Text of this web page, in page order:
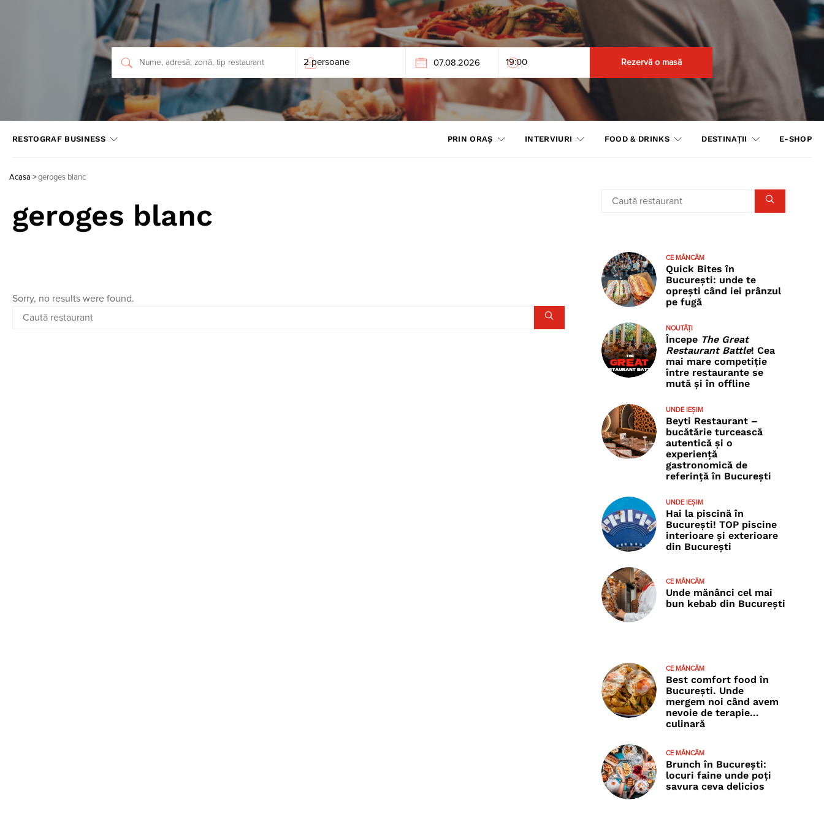
Rezervă o masă
RESTOGRAF BUSINESS PRIN ORAȘ INTERVIURI FOOD & DRINKS DESTINAȚII E-SHOP
Acasa >geroges blanc
geroges blanc
Sorry, no results were found.
CE MÂNCĂM
Quick Bites în
București: unde te
oprești când iei prânzul
pe fugă
NOUTĂȚI
Începe The Great
Restaurant Battle! Cea
mai mare competiție
între restaurante se
mută și în offline
UNDE IEȘIM
Beyti Restaurant –
bucătărie turcească
autentică și o
experiență
gastronomică de
referință în București
UNDE IEȘIM
Hai la piscină în
București! TOP piscine
interioare și exterioare
din București
CE MÂNCĂM
Unde mănânci cel mai
bun kebab din București
CE MÂNCĂM
Best comfort food în
București. Unde
mergem noi când avem
nevoie de terapie…
culinară
CE MÂNCĂM
Brunch în București:
locuri faine unde poţi
savura ceva delicios